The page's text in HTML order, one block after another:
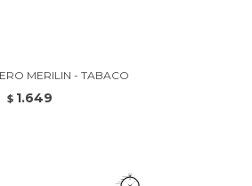
MERILIN - TABACO
$ 1.649